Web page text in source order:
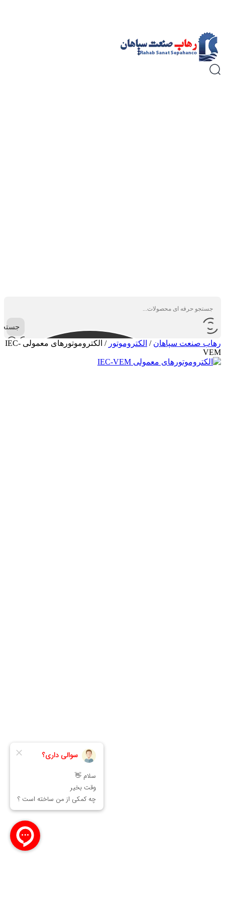
رهاب صنعت سپاهان / الکتروموتور /
الکتروموتورهای معمولی IEC-
VEM